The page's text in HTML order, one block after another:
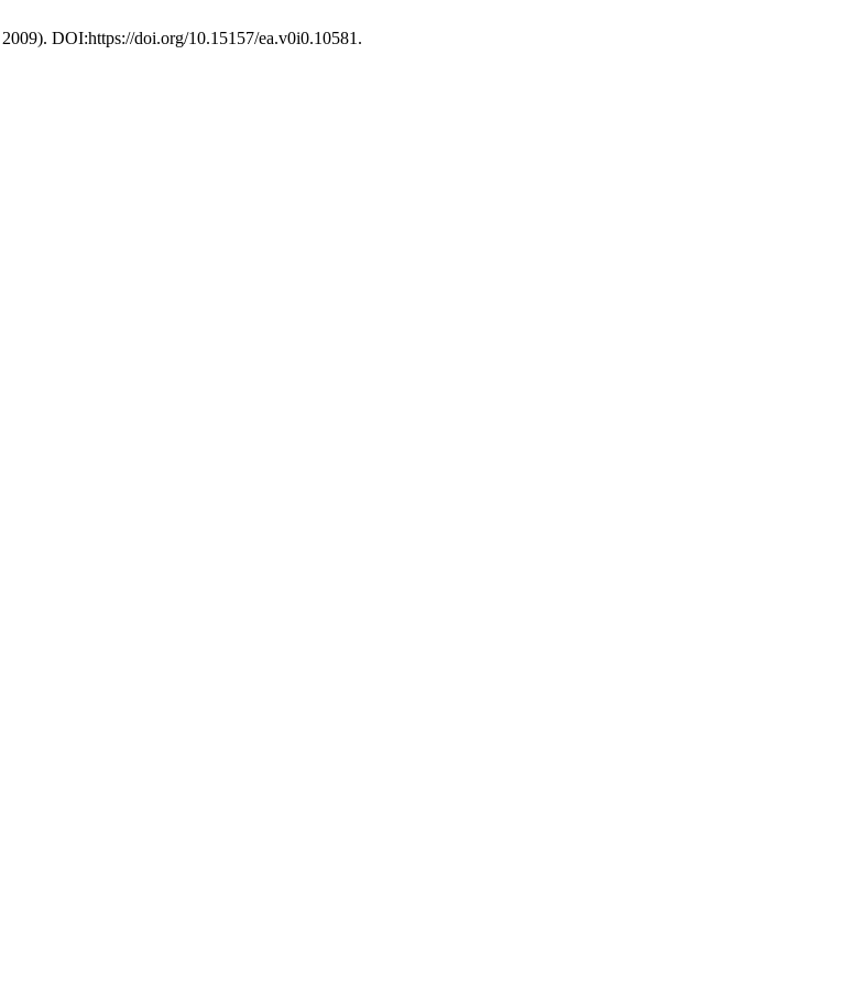
DOI:https://doi.org/10.15157/ea.v0i0.10581.